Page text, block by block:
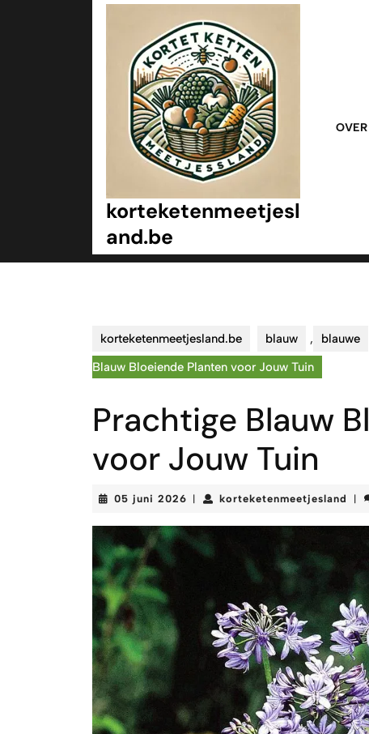
korteketenmeetjesl
and.be
korteketenmeetjesland.be blauw , blauwe
Blauw Bloeiende Planten voor Jouw Tuin
Prachtige Blauw
voor Jouw Tuin
05 juni 2026 05
2026
korteketenmeetjesland